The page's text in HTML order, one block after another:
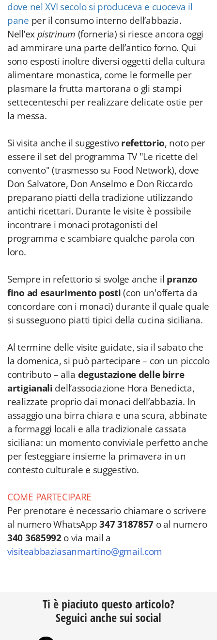
dove nel XVI secolo si produceva e cuoceva il
pane per il consumo interno dell’abbazia.
Nell’expistrinum (forneria) si riesce ancora oggi
ad ammirare una parte dell’antico forno. Qui
sono esposti inoltre diversi oggetti della cultura
alimentare monastica, come le formelle per
plasmare la frutta martorana o gli stampi
settecenteschi per realizzare delicate ostie per
la messa.
Si visita anche il suggestivorefettorio, noto per
essere il set del programma TV "Le ricette del
convento" (trasmesso su Food Network), dove
Don Salvatore, Don Anselmo e Don Riccardo
preparano piatti della tradizione utilizzando
antichi ricettari. Durante le visite è possibile
incontrare i monaci protagonisti del
programma e scambiare qualche parola con
loro.
Sempre in refettorio si svolge anche il pranzo
fino ad esaurimento posti(con un'offerta da
concordare con i monaci) durante il quale quale
si susseguono piatti tipici della cucina siciliana.
Al termine delle visite guidate, sia il sabato che
la domenica, si può partecipare – con un piccolo
contributo – alla degustazione delle birre
artigianali dell’associazione Hora Benedicta,
realizzate proprio dai monaci dell’abbazia. In
assaggio una birra chiara e una scura, abbinate
a formaggi locali e alla tradizionale cassata
siciliana: un momento conviviale perfetto anche
per festeggiare insieme la primavera in un
contesto culturale e suggestivo.
COME PARTECIPARE
Per prenotare è necessario chiamare o scrivere
al numero WhatsApp347 3187857 o al numero
340 3685992o via mail a
visiteabbaziasanmartino@gmail.com
Ti è piaciuto questo articolo?
Seguici anche sui social